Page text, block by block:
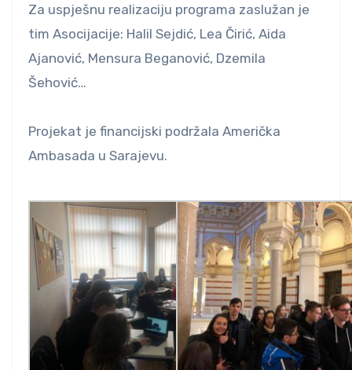
Za uspješnu realizaciju programa zaslužan je
tim Asocijacije: Halil Sejdić, Lea Čirić, Aida
Ajanović, Mensura Beganović, Dzemila
Šehović…
Projekat je financijski podržala Američka
Ambasada u Sarajevu.